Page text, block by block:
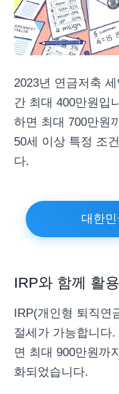
2023년 연금저축
간 최대 400만원입
하면 최대 700만원
50세 이상 특정 조
다.
대한민
IRP와 함께 활
IRP(개인형 퇴직
절세가 가능합니다
면 최대 900만원까
화되었습니다.